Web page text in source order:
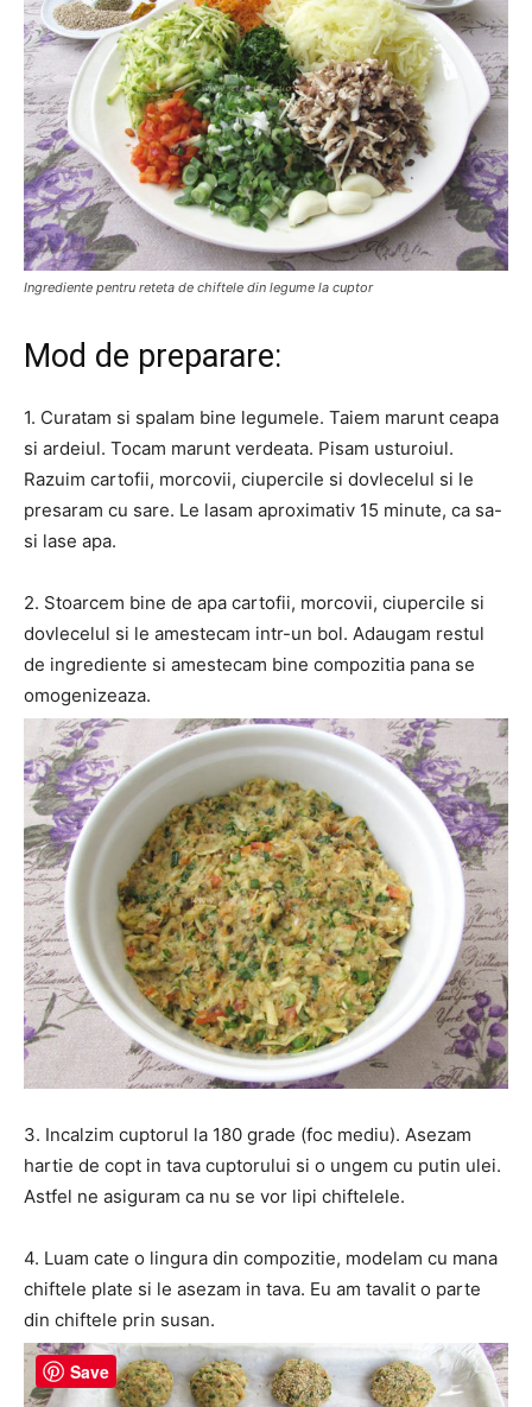
Ingrediente pentru reteta de chiftele din legume la cuptor
Mod de preparare:
1. Curatam si spalam bine legumele. Taiem marunt ceapa
si ardeiul. Tocam marunt verdeata. Pisam usturoiul.
Razuim cartofii, morcovii, ciupercile si dovlecelul si le
presaram cu sare. Le lasam aproximativ 15 minute, ca sa-
si lase apa.
2. Stoarcem bine de apa cartofii, morcovii, ciupercile si
dovlecelul si le amestecam intr-un bol. Adaugam restul
de ingrediente si amestecam bine compozitia pana se
omogenizeaza.
3. Incalzim cuptorul la 180 grade (foc mediu). Asezam
hartie de copt in tava cuptorului si o ungem cu putin ulei.
Astfel ne asiguram ca nu se vor lipi chiftelele.
4. Luam cate o lingura din compozitie, modelam cu mana
chiftele plate si le asezam in tava. Eu am tavalit o parte
din chiftele prin susan.
Save